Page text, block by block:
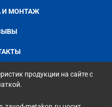
И МОНТАЖ
продукции на сайте с